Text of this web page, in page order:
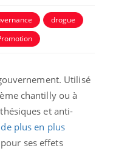
drogue
Utilisé
chantilly ou à
et anti-
de plus en plus
pour ses effets